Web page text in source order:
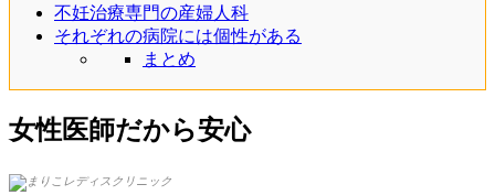
不妊治療専門の産婦人科
それぞれの病院には個性がある
まとめ
女性医師だから安心